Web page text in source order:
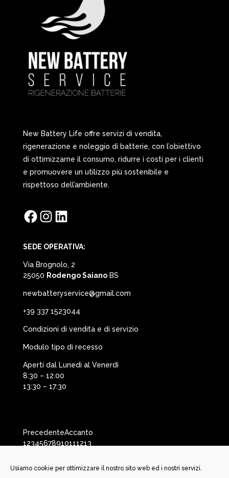
Usiamo cookie per ottimizzare il nostro sito web ed i nostri servizi.
New Battery Life offre servizi di vendita,
rigenerazione e noleggio di batterie, con l’obiettivo
di ottimizzarne il consumo, ridurre i costi per i clienti
e promuovere un utilizzo più sostenibile e
rispettoso dell’ambiente.
FacebookInstagramLinkedIn
SEDE OPERATIVA:
Via Brognolo, 2
25050 Rodengo SaianoBS
newbatteryservice@gmail.com
+39 337 1523044
Condizioni di vendita e di servizio
Modulo tipo di recesso
Aperti dal Lunedì al Venerdì
8:30 – 12:00
13:30 – 17:30
PrecedenteAccanto
12345678910111213